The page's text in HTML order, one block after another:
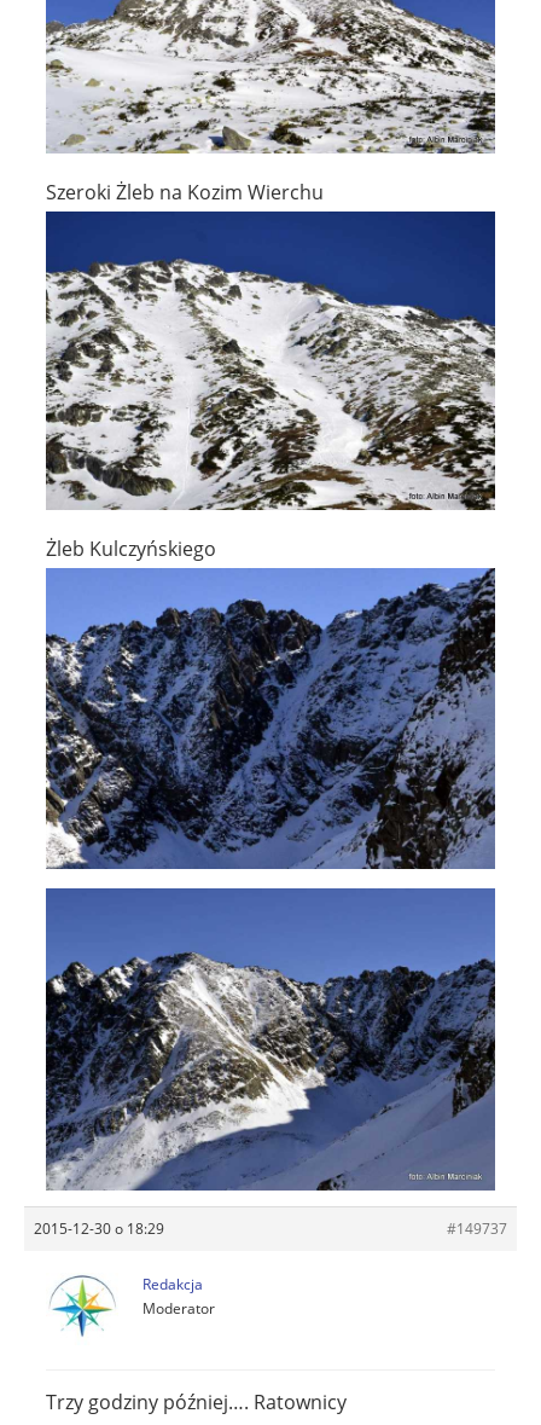
Szeroki Żleb na Kozim Wierchu
Żleb Kulczyńskiego
2015-12-30 o 18:29 #149737
Redakcja
Moderator
Trzy godziny później…. Ratownicy